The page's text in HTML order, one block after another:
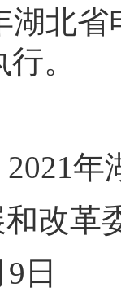
湖北
。
年
改革
日